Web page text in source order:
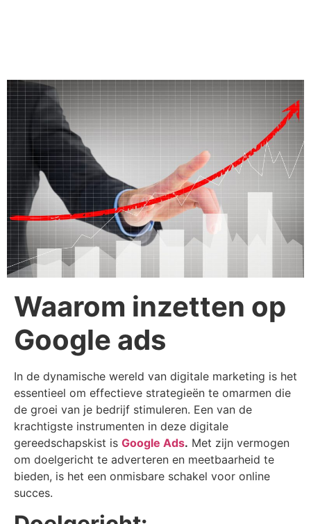
Waarom inzetten op
Google ads
In de dynamische wereld van digitale marketing is het
essentieel om effectieve strategieën te omarmen die
de groei van je bedrijf stimuleren. Een van de
krachtigste instrumenten in deze digitale
gereedschapskist is Google Ads. Met zijn vermogen
om doelgericht te adverteren en meetbaarheid te
bieden, is het een onmisbare schakel voor online
succes.